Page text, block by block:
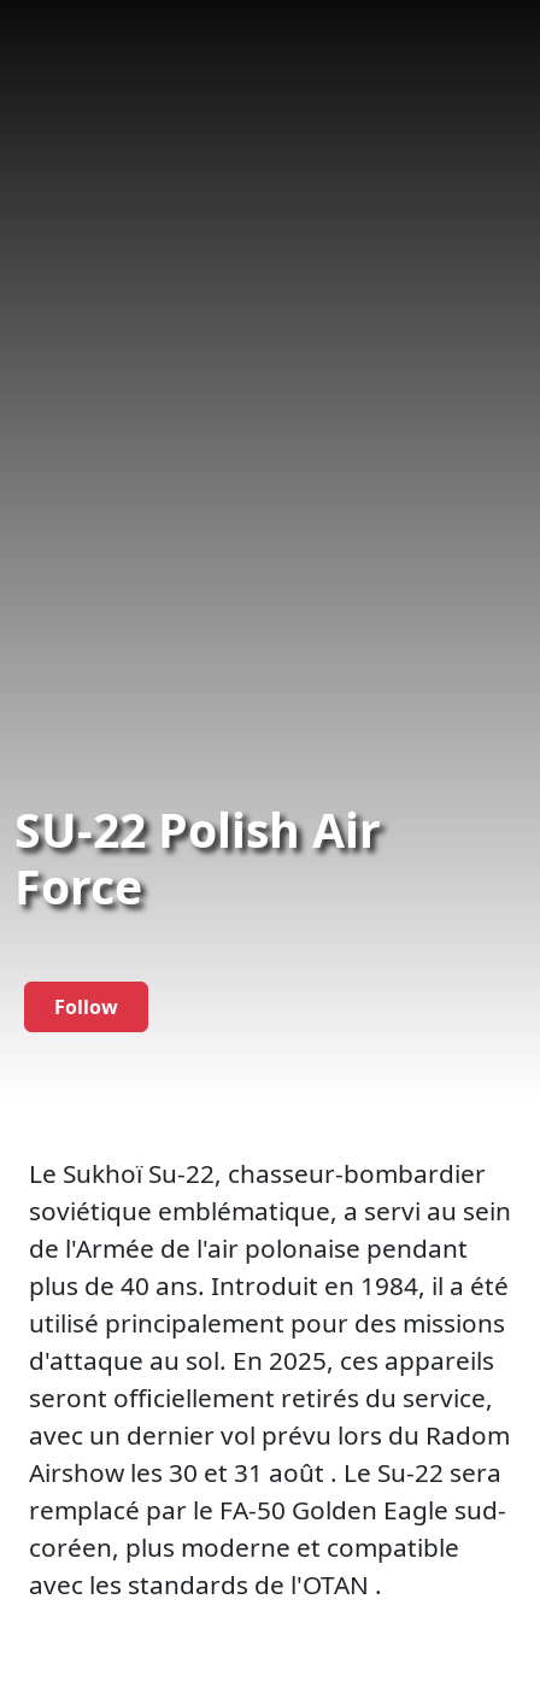
SU-22 Polish Air
Force
Follow
Le Sukhoï Su-22, chasseur-bombardier
soviétique emblématique, a servi au sein
de l'Armée de l'air polonaise pendant
plus de 40 ans. Introduit en 1984, il a été
utilisé principalement pour des missions
d'attaque au sol. En 2025, ces appareils
seront officiellement retirés du service,
avec un dernier vol prévu lors du Radom
Airshow les 30 et 31 août . Le Su-22 sera
remplacé par le FA-50 Golden Eagle sud-
coréen, plus moderne et compatible
avec les standards de l'OTAN .